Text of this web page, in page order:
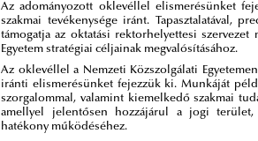
Az adományozott oklevéllel elismerésünket
szakmai tevékenysége iránt. Tapasztalatával,
támogatja az oktatási rektorhelyettesi szervezet
Egyetem stratégiai céljainak megvalósításához.
Az oklevéllel a Nemzeti Közszolgálati
iránti elismerésünket fejezzük ki. Munkáját
szorgalommal, valamint kiemelkedő szakmai
amellyel jelentősen hozzájárul a jogi terület,
hatékony működéséhez.